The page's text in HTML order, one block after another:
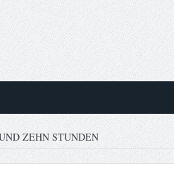
ZEHN STUNDEN